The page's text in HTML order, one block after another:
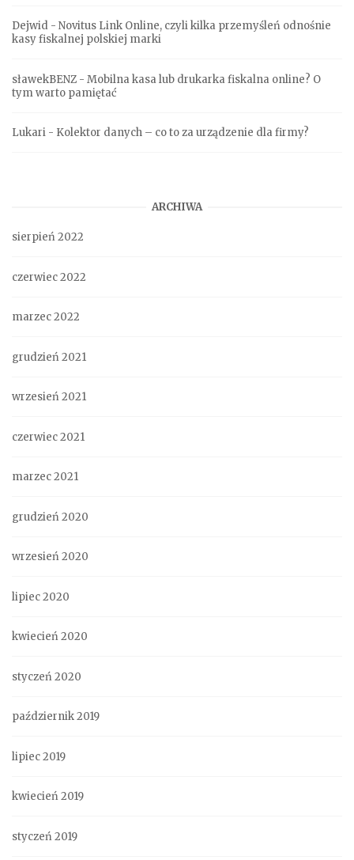
Dejwid - Novitus Link Online, czyli kilka przemyśleń odnośnie
kasy fiskalnej polskiej marki
sławekBENZ - Mobilna kasa lub drukarka fiskalna online? O
tym warto pamiętać
Lukari - Kolektor danych – co to za urządzenie dla firmy?
ARCHIWA
sierpień 2022
czerwiec 2022
marzec 2022
grudzień 2021
wrzesień 2021
czerwiec 2021
marzec 2021
grudzień 2020
wrzesień 2020
lipiec 2020
kwiecień 2020
styczeń 2020
październik 2019
lipiec 2019
kwiecień 2019
styczeń 2019